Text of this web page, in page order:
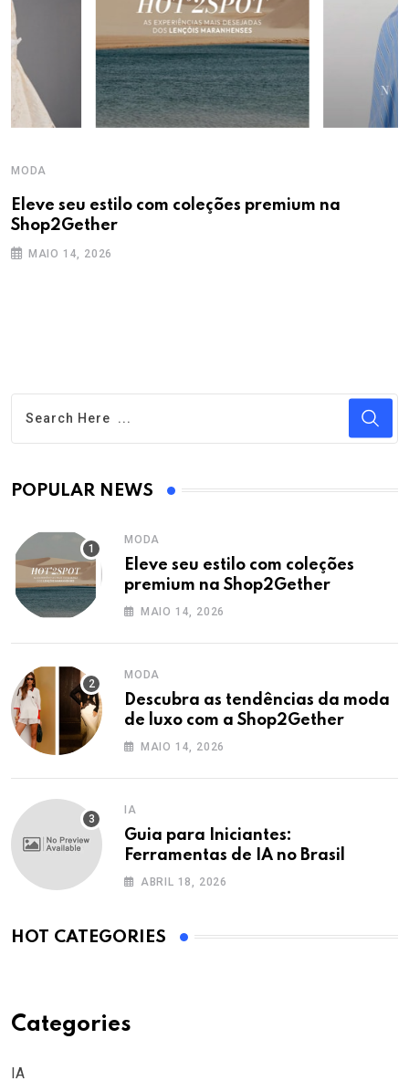
MODA
Eleve seu estilo com coleções premium na
Shop2Gether
MAIO 14, 2026
POPULAR NEWS
MODA
Eleve seu estilo com coleções
premium na Shop2Gether
MAIO 14, 2026
MODA
Descubra as tendências da moda
de luxo com a Shop2Gether
MAIO 14, 2026
IA
Guia para Iniciantes:
Ferramentas de IA no Brasil
ABRIL 18, 2026
HOT CATEGORIES
Categories
IA